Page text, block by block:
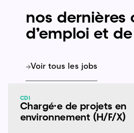
nos dernières
d’emploi et
Voir tous les jobs
CDI
Chargé·e de projets en
environnement (H/F/X)